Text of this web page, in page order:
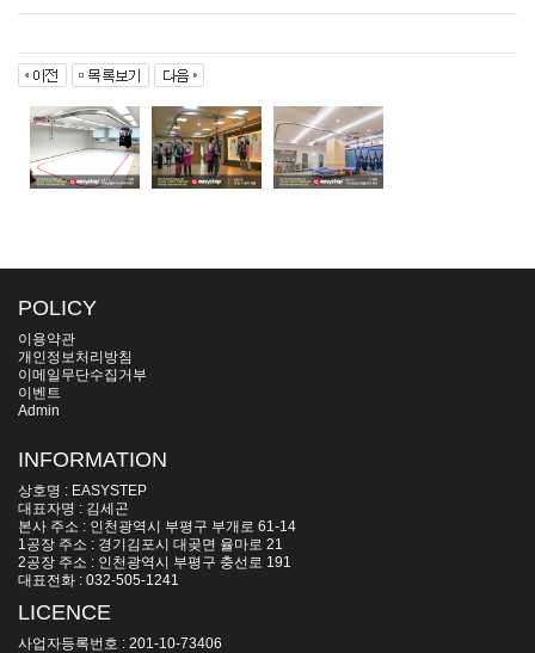
POLICY
이용약관
개인정보처리방침
이메일무단수집거부
이벤트
Admin
INFORMATION
상호명 : EASYSTEP
대표자명 : 김세곤
본사 주소 : 인천광역시 부평구 부개로 61-14
1공장 주소 : 경기김포시 대곶면 율마로 21
2공장 주소 : 인천광역시 부평구 충선로 191
대표전화 : 032-505-1241
LICENCE
사업자등록번호 : 201-10-73406